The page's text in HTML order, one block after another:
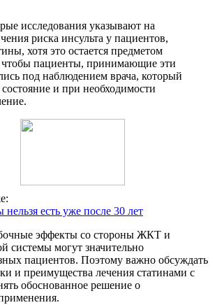
исследования указывают на
риска инсульта у пациентов,
хотя это остается предметом
пациенты, принимающие эти
под наблюдением врача, который
и при необходимости
есть уже после 30 лет
эффекты со стороны ЖКТ и
системы могут значительно
пациентов. Поэтому важно обсуждать
и преимущества лечения статинами с
обоснованное решение о